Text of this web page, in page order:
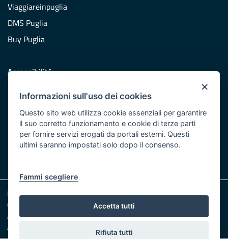
×
Informazioni sull'uso dei cookies
Questo sito web utilizza cookie essenziali per garantire
il suo corretto funzionamento e cookie di terze parti
per fornire servizi erogati da portali esterni. Questi
ultimi saranno impostati solo dopo il consenso.
Fammi scegliere
Accetta tutti
Rifiuta tutti
Viaggiareinpuglia
DMS Puglia
Buy Puglia
Accessibilità
Redazione
Responsabili pubblicazione
Note legali
Cookie e Privacy
Amministrazione trasparente
Albo pretorio